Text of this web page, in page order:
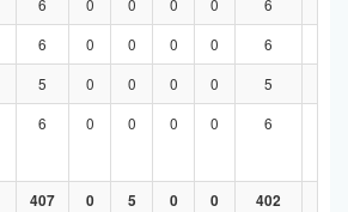
6 0 0 0 0 6
6 0 0 0 0 6
5 0 0 0 0 5
6 0 0 0 0 6
407 0 5 0 0 402